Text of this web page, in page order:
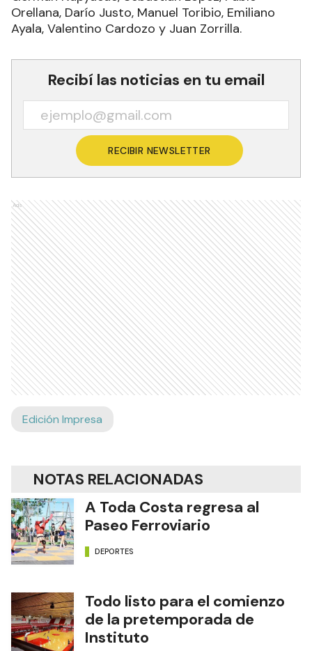
Orellana, Darío Justo, Manuel Toribio, Emiliano
Ayala, Valentino Cardozo y Juan Zorrilla.
Recibí las noticias en tu email
RECIBIR NEWSLETTER
Ads
Edición Impresa
NOTAS RELACIONADAS
A Toda Costa regresa al
Paseo Ferroviario
DEPORTES
Todo listo para el comienzo
de la pretemporada de
Instituto